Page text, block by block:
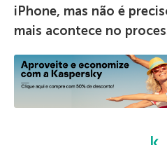
iPhone, mas não é
mais acontece no